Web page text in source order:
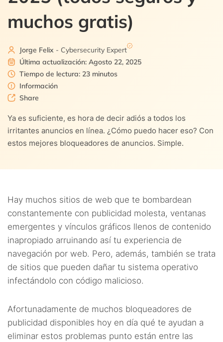
muchos gratis)
Jorge Felix - Cybersecurity Expert
Última actualización: Agosto 22, 2025
Tiempo de lectura: 23 minutos
Información
Share
Ya es suficiente, es hora de decir adiós a todos los
irritantes anuncios en línea. ¿Cómo puedo hacer eso? Con
estos mejores bloqueadores de anuncios. Simple.
Hay muchos sitios de web que te bombardean
constantemente con publicidad molesta, ventanas
emergentes y vínculos gráficos llenos de contenido
inapropiado arruinando así tu experiencia de
navegación por web. Pero, además, también se trata
de sitios que pueden dañar tu sistema operativo
infectándolo con código malicioso.
Afortunadamente de muchos bloqueadores de
publicidad disponibles hoy en día qué te ayudan a
eliminar estos problemas punto están entre las
6.3. 3. AdLock (free + paid versions)
6.4. 4. NoScript (free)
6.5. 5. Poper Blocker (free)
6.6. 6. AdAway (Gratuito, código abierto)
6.7. 7. AdBlock (free)
6.8. 8. uBlock-Origin (free)
6.9. 9. AdBlocker Ultimate (versiones gratuitas y
6.10. 10. Ghostery (free)
6.11. 11. Ad Muncher (free)
6.12. 12. 1Blocker (free)
6.13. 13. HTTPS-Everywhere (free)
14. Privacy Badger (free)
6.15. 15. Fair AdBlocker
9. Preguntas frecuentes